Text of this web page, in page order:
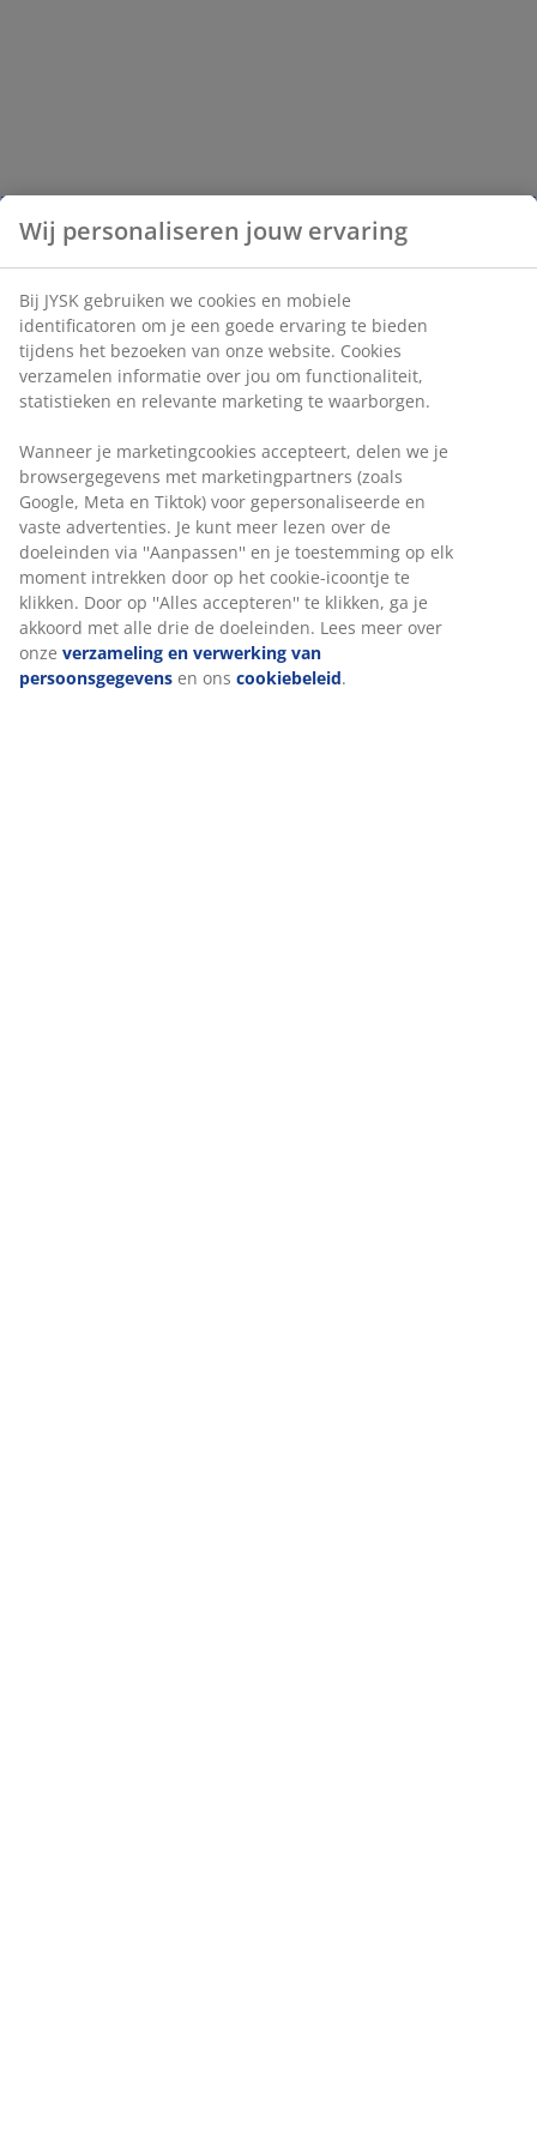
Wij personaliseren jouw ervaring
Bij JYSK gebruiken we cookies en mobiele
identificatoren om je een goede ervaring te bieden
tijdens het bezoeken van onze website. Cookies
verzamelen informatie over jou om functionaliteit,
statistieken en relevante marketing te waarborgen.
Wanneer je marketingcookies accepteert, delen we je
browsergegevens met marketingpartners (zoals
Google, Meta en Tiktok) voor gepersonaliseerde en
vaste advertenties. Je kunt meer lezen over de
doeleinden via ''Aanpassen'' en je toestemming op elk
moment intrekken door op het cookie-icoontje te
klikken. Door op ''Alles accepteren'' te klikken, ga je
akkoord met alle drie de doeleinden. Lees meer over
onze verzameling en verwerking van
persoonsgegevens en ons cookiebeleid.